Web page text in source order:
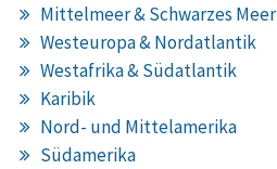
Mittelmeer & Schwarzes Meer
Westeuropa & Nordatlantik
Westafrika & Südatlantik
Karibik
Nord- und Mittelamerika
Südamerika